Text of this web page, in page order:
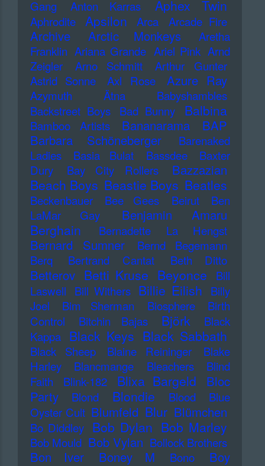
Gang
Anton Karras Aphex Twin
Aphrodite Apsilon Arca Arcade Fire
Archive Arctic Monkeys
Aretha
Franklin Ariana Grande Ariel Pink Arnd
Zeigler
Arno Schmitt
Arthur Gunter
Astrid Sonne
Axl Rose Azure Ray
Azymuth Ätna
Babyshambles
Backstreet Boys
Bad Bunny Balbina
Bamboo Artists Bananarama
BAP
Barbara Schöneberger
Barenaked
Ladies
Basia Bulat Bassdee
Baxter
Dury
Bay City Rollers Bazzazian
Beach Boys Beastie Boys Beatles
Beckenbauer Bee Gees Beirut
Ben
LaMar Gay
Benjamin Amaru
Berghain Bernadette La Hengst
Bernard Sumner
Bernd Begemann
Berq
Bertrand Cantat Beth Ditto
Betterov Betti Kruse Beyonce
Bill
Laswell
Bill Withers Billie Eilish
Billy
Joel
Bim Sherman Biosphere
Birth
Control
Bitchin Bajas Björk
Black
Kappa Black Keys Black Sabbath
Black Sheep Blaine Reininger
Blake
Harley
Blancmange Bleachers
Blind
Faith
Blink-182 Blixa Bargeld
Bloc
Party
Blond Blondie Blood
Blue
Oyster Cult Blumfeld Blur Blümchen
Bo Diddley Bob Dylan Bob Marley
Bob Mould Bob Vylan Bollock Brothers
Bon Iver Boney M Bono
Boy